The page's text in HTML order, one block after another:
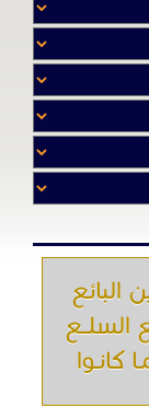
البائع
كانـوا